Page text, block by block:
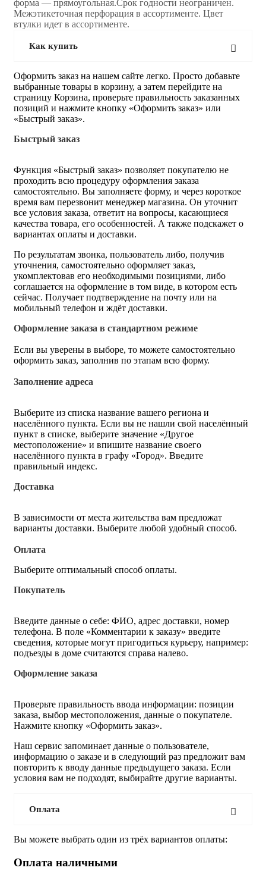
форма — прямоугольная.Срок годности неограничен.
Межэтикеточная перфорация в ассортименте. Цвет
втулки идет в ассортименте.
Как купить
Оформить заказ на нашем сайте легко. Просто добавьте
выбранные товары в корзину, а затем перейдите на
страницу Корзина, проверьте правильность заказанных
позиций и нажмите кнопку «Оформить заказ» или
«Быстрый заказ».
Быстрый заказ
Функция «Быстрый заказ» позволяет покупателю не
проходить всю процедуру оформления заказа
самостоятельно. Вы заполняете форму, и через короткое
время вам перезвонит менеджер магазина. Он уточнит
все условия заказа, ответит на вопросы, касающиеся
качества товара, его особенностей. А также подскажет о
вариантах оплаты и доставки.
По результатам звонка, пользователь либо, получив
уточнения, самостоятельно оформляет заказ,
укомплектовав его необходимыми позициями, либо
соглашается на оформление в том виде, в котором есть
сейчас. Получает подтверждение на почту или на
мобильный телефон и ждёт доставки.
Оформление заказа в стандартном режиме
Если вы уверены в выборе, то можете самостоятельно
оформить заказ, заполнив по этапам всю форму.
Заполнение адреса
Выберите из списка название вашего региона и
населённого пункта. Если вы не нашли свой населённый
пункт в списке, выберите значение «Другое
местоположение» и впишите название своего
населённого пункта в графу «Город». Введите
правильный индекс.
Доставка
В зависимости от места жительства вам предложат
варианты доставки. Выберите любой удобный способ.
Оплата
Выберите оптимальный способ оплаты.
Покупатель
Введите данные о себе: ФИО, адрес доставки, номер
телефона. В поле «Комментарии к заказу» введите
сведения, которые могут пригодиться курьеру, например:
подъезды в доме считаются справа налево.
Оформление заказа
Проверьте правильность ввода информации: позиции
заказа, выбор местоположения, данные о покупателе.
Нажмите кнопку «Оформить заказ».
Наш сервис запоминает данные о пользователе,
информацию о заказе и в следующий раз предложит вам
повторить к вводу данные предыдущего заказа. Если
условия вам не подходят, выбирайте другие варианты.
Оплата
Вы можете выбрать один из трёх вариантов оплаты:
Оплата наличными